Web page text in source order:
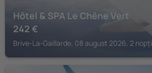
Hôtel & SPA Le Chêne Vert
242 €
Brive-La-Gaillarde, 08 august 2026, 2 nopți